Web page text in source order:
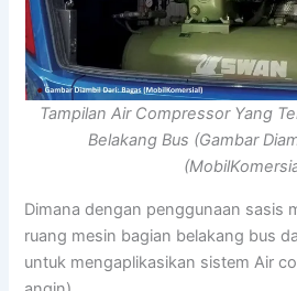
Tampilan Air Compressor Yang
Belakang Bus (Gambar
Dimana dengan penggunaan sasis
ruang mesin bagian belakang bus
untuk mengaplikasikan sistem Air